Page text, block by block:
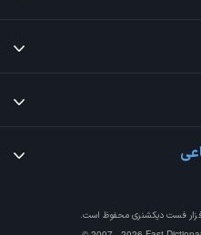
فست دیکشنری محفوظ است.